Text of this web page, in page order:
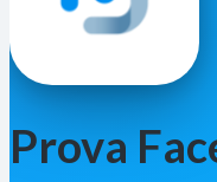
Prova